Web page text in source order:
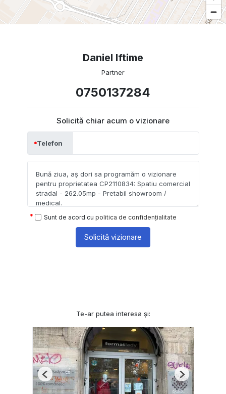
Daniel Iftime
Partner
0750137284
Solicită chiar acum o vizionare
Telefon
Sunt de acord cu politica de confidențialitate
Solicită vizionare
Te-ar putea interesa și:
Previous Next